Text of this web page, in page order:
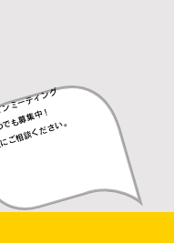
ミーティング
も募集中！
相談ください。